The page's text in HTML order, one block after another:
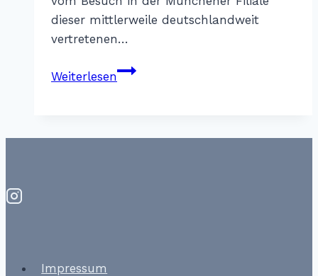
dieser mittlerweile deutschlandweit
vertretenen…
Weiterlesen60
Impressum